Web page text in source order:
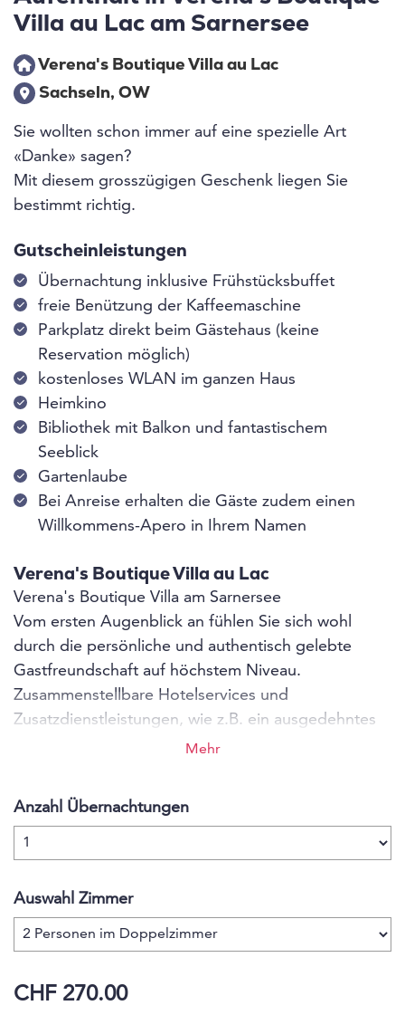
Villa au Lac am Sarnersee
Verena's Boutique Villa au Lac
Sachseln, OW
Sie wollten schon immer auf eine spezielle Art
«Danke» sagen?
Mit diesem grosszügigen Geschenk liegen Sie
bestimmt richtig.
Gutscheinleistungen
Übernachtung inklusive Frühstücksbuffet
freie Benützung der Kaffeemaschine
Parkplatz direkt beim Gästehaus (keine
Reservation möglich)
kostenloses WLAN im ganzen Haus
Heimkino
Bibliothek mit Balkon und fantastischem
Seeblick
Gartenlaube
Bei Anreise erhalten die Gäste zudem einen
Willkommens-Apero in Ihrem Namen
Verena's Boutique Villa au Lac
Verena's Boutique Villa am Sarnersee
Vom ersten Augenblick an fühlen Sie sich wohl
durch die persönliche und authentisch gelebte
Gastfreundschaft auf höchstem Niveau.
Zusammenstellbare Hotelservices und
Zusatzdienstleistungen, wie z.B. ein ausgedehntes
Frühstücksbuffet, festliches Diner, tägliche
Familie und Freunden, Ihre Gastgeberin Verena
freut sich, Ihre Wünsche zu erfüllen und Ihnen einen
aussergewöhnlichen und unvergesslichen
Mehr
Anzahl Übernachtungen
Auswahl Zimmer
CHF 270.00